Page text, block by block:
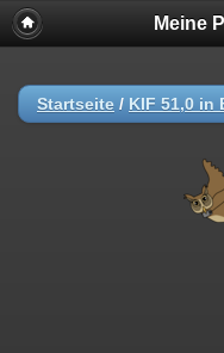
Meine
Startseite / KIF 51,0 in